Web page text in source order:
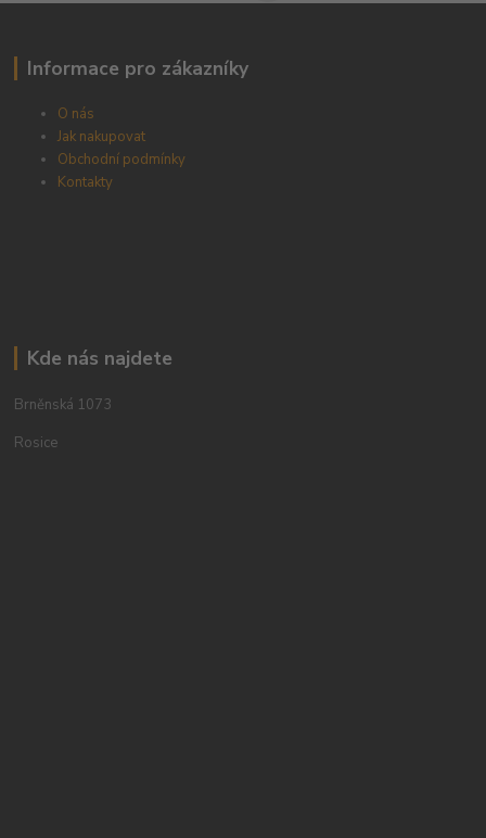
Informace pro zákazníky
O nás
Jak nakupovat
Obchodní podmínky
Kontakty
Kde nás najdete
Brněnská 1073
Rosice